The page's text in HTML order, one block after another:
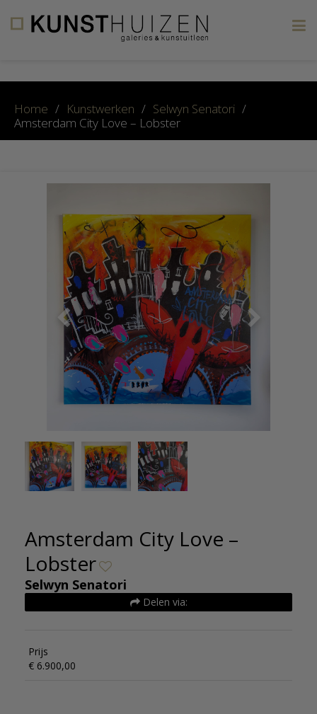
Home / Kunstwerken / Selwyn Senatori /
Amsterdam City Love – Lobster
Amsterdam City Love –
Lobster
Selwyn Senatori
Delen via:
Prijs
€ 6.900,00